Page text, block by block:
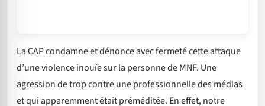
La CAP condamne et dénonce avec fermeté cette attaque
d’une violence inouïe sur la personne de MNF. Une
agression de trop contre une professionnelle des médias
et qui apparemment était préméditée. En effet, notre